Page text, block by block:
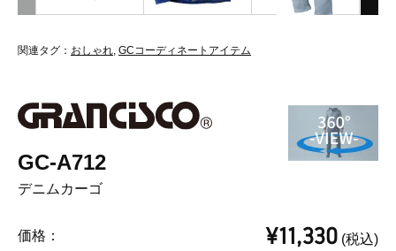
GC-A712
デニムカーゴ
価格： ¥11,330 (税込)
関連タグ： おしゃれ, GCコーディネートアイテム